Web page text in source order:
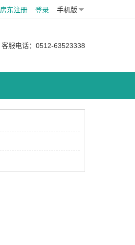
房东注册 登录 手机版
客服电话：0512-63523338